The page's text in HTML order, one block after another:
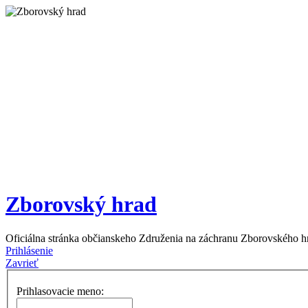
Zborovský hrad
Oficiálna stránka občianskeho Združenia na záchranu Zborovského
Prihlásenie
Zavrieť
Prihlasovacie meno: